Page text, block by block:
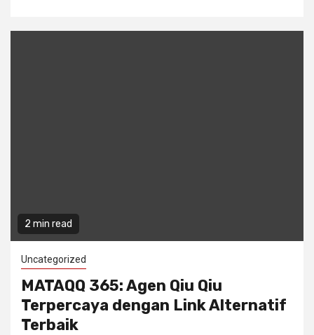
2 min read
Uncategorized
MATAQQ 365: Agen Qiu Qiu
Terpercaya dengan Link Alternatif
Terbaik